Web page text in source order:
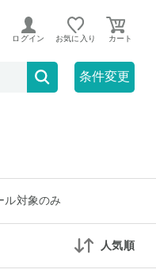
ログイン お気に入り
条件変更
ル対象のみ
人気順